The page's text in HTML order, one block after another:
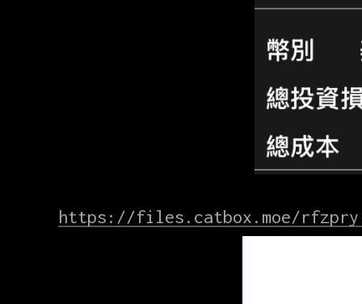
https://files.catbox.moe/